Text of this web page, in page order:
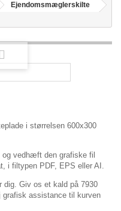
Ejendomsmæglerskilte
i størrelsen 600x300
vedhæft den grafiske fil
i filtypen PDF, EPS eller AI.
dig. Giv os et kald på 7930
grafisk assistance til kurven